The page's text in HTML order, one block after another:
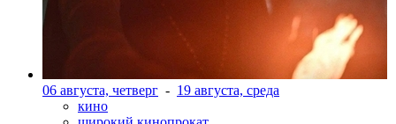
06 августа, четверг - 19 августа, среда
кино